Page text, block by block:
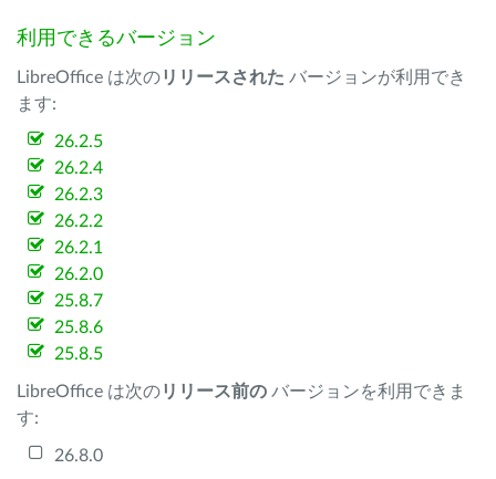
利用できるバージョン
LibreOffice は次のリリースされた バージョンが利用でき
ます:
26.2.5
26.2.4
26.2.3
26.2.2
26.2.1
26.2.0
25.8.7
25.8.6
25.8.5
LibreOffice は次のリリース前の バージョンを利用できま
す:
26.8.0